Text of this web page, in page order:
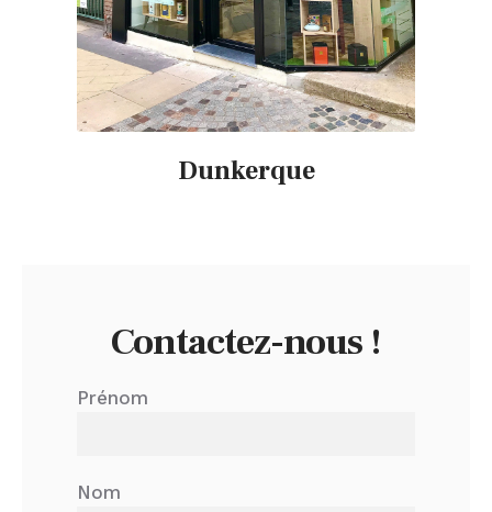
Dunkerque
Contactez-nous !
Prénom
Nom